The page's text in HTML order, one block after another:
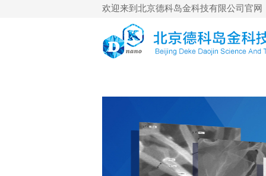
欢迎来到北京德科岛金科技有限公司官网